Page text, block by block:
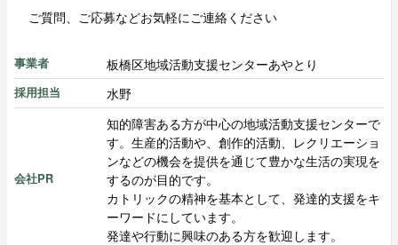
ご質問、ご応募などお気軽にご連絡ください
事業者 板橋区地域活動支援センターあやとり
採用担当 水野
会社PR
知的障害ある方が中心の地域活動支援センターで
す。生産的活動や、創作的活動、レクリエーショ
ンなどの機会を提供を通じて豊かな生活の実現を
するのが目的です。
カトリックの精神を基本として、発達的支援をキ
ーワードにしています。
発達や行動に興味のある方を歓迎します。